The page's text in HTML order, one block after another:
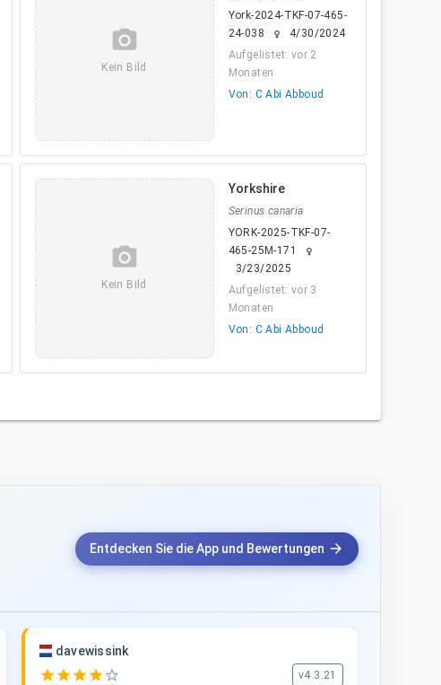
camera_alt
Kein Bild
York-2024-TKF-07-465-
24-038
female
4/30/2024
Aufgelistet: vor 2
Monaten
Von: C Abi Abboud
camera_alt
Kein Bild
Yorkshire
Serinus canaria
YORK-2025-TKF-07-
465-25M-171
female
3/23/2025
Aufgelistet: vor 3
Monaten
Von: C Abi Abboud
Entdecken Sie die App und Bewertungen arrow_forward
davewissink
star star star star star_border v4.3.21